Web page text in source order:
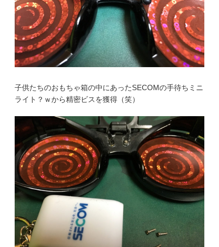
子供たちのおもちゃ箱の中にあったSECOMの手待ちミニ
ライト？ｗから精密ビスを獲得（笑）